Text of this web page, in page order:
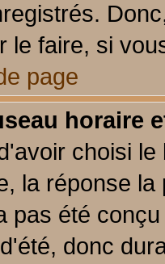
le faire, si
page
horaire
choisi
la réponse
pas été
donc